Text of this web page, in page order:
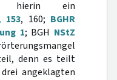
hierin ein
153, 160; BGHR
1; BGH NStZ
denn es teilt
angeklagten